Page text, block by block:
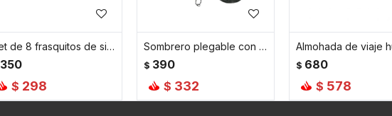
Set de 8 frasquitos de silicona para viaje - Gris
350
$ 298
Sombrero plegable con correa ajustable y bolsa desmontable - Gris
$ 390
$ 332
$ 680
$ 578